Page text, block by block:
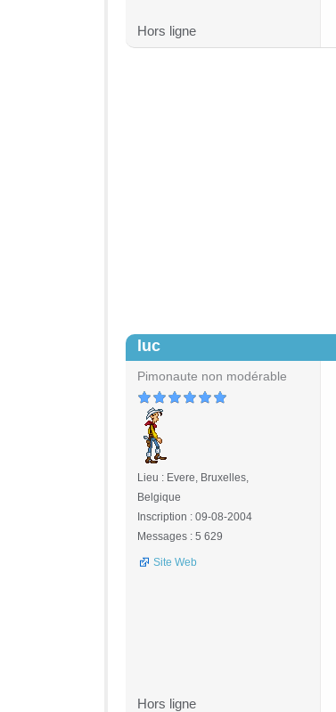
Hors ligne
luc
Pimonaute non modérable
Lieu : Evere, Bruxelles,
Belgique
Inscription : 09-08-2004
Messages : 5 629
Site Web
Hors ligne